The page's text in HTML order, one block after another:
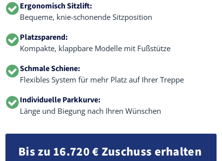
Ergonomisch Sitzlift:
Bequeme, knie-schonende Sitzposition
Platzsparend:
Kompakte, klappbare Modelle mit Fußstütze
Schmale Schiene:
Flexibles System für mehr Platz auf Ihrer Treppe
Individuelle Parkkurve:
Länge und Biegung nach Ihren Wünschen
Bis zu 16.720 € Zuschuss erhalten